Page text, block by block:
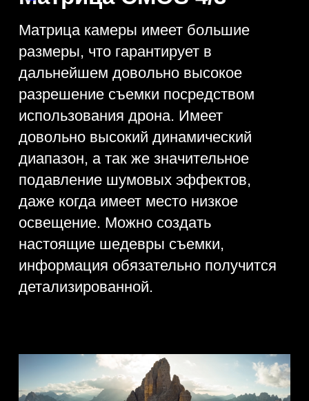
Превосходство без
пресетов
Новички, которые используют
оборудование, не нуждаются в
сложной обработке после получения
видео. Использование технологии
HNCS это итог грамотного подхода
специалистов компании, которые
разработали уникальную матрицу.
Инновационное решение позволит
устройству функционировать вне
зависимости от условий работы.
Точное отображение цветов и
оттенков, переходов гарантируется.